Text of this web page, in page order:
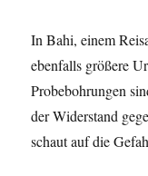
In Bahi, einem
ebenfalls größere
Probebohrungen
der Widerstand
schaut auf die